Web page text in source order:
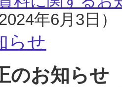
年6月3日）
らせ
のお知らせ